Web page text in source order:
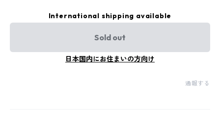
International shipping available
Sold out
日本国内にお住まいの方向け
通報する